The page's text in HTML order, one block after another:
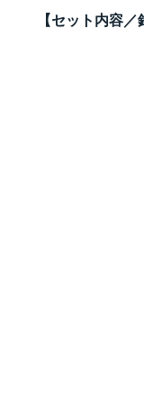
【セット内容